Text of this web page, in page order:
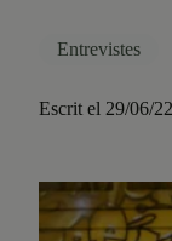
Entrevistes
Escrit el 29/06/